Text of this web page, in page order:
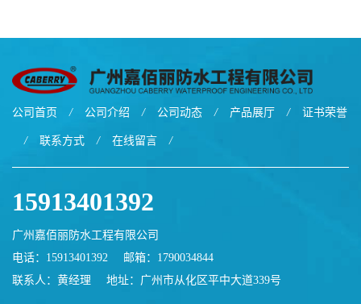
公司首页 / 公司介绍 / 公司动态 / 产品展厅 / 证书荣誉
/ 联系方式 / 在线留言 /
15913401392
广州嘉佰丽防水工程有限公司
电话：15913401392
邮箱： 1790034844
联系人：黄经理
地址：广州市从化区平中大道339号